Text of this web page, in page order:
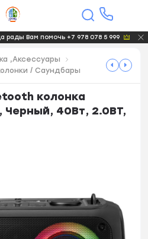
рады Вам помочь +7 978 078 5 999
,Аксессуары
/ Саундбары
колонка
Черный, 40Вт, 2.0BT,